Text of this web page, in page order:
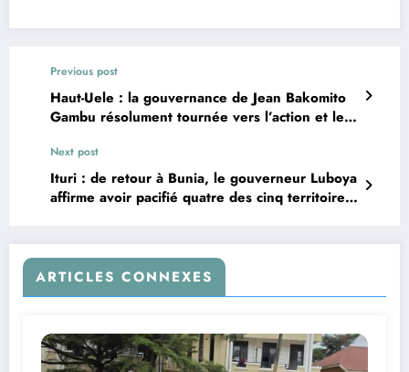
Previous post
Haut-Uele : la gouvernance de Jean Bakomito
Gambu résolument tournée vers l’action et le
Next post
Ituri : de retour à Bunia, le gouverneur Luboya
affirme avoir pacifié quatre des cinq territoires
ARTICLES CONNEXES